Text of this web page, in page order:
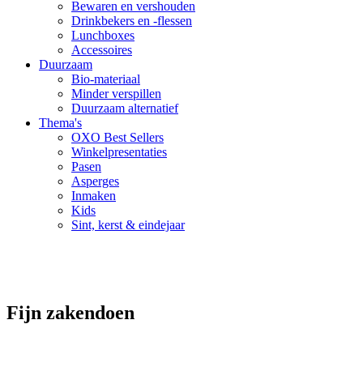
Bewaren en vershouden
Drinkbekers en -flessen
Lunchboxes
Accessoires
Duurzaam
Bio-materiaal
Minder verspillen
Duurzaam alternatief
Thema's
OXO Best Sellers
Winkelpresentaties
Pasen
Asperges
Inmaken
Kids
Sint, kerst & eindejaar
Fijn zakendoen